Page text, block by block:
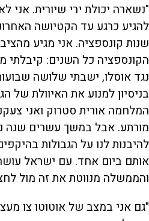
"נשארה יכולת ירי שיורית. אני
להגיע כרגע עד הקטיושה
שנות קונספציה. אני מגיע
הקונספציה כל השנים: קיבלתי
נגד אוסלו, ישבתי שלושה
בניסיון למנוע את האיוולת של
המלחמה אורית סטרוק ואני
מורתע. אבל במשך עשרים שנה
להיבנות לנו על הגבולות
אותם ביום אחד. עם ישראל
והממשלה מנווטת את זה מול
"גם אני במצב של אוטוטו צו